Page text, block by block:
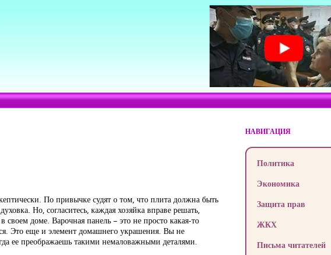
По привычке судят о том, что плита должна быть
Но, согласитесь, каждая хозяйка вправе решать,
доме. Варочная панель – это не просто какая-то
Это еще и элемент домашнего украшения. Вы не
ее преображаешь такими немаловажными деталями.
НАВИГАЦИЯ
Политика
Экономика
Защита прав
ЖКХ
Письма читателей